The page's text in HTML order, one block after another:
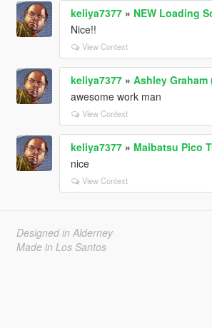
keliya7377» NEW Loading
Nice!!
View Context
keliya7377» Ashley Graham
awesome work man
View Context
keliya7377» Maibatsu Pico
nice
View Context
Designed in Alderney
Made in Los Santos